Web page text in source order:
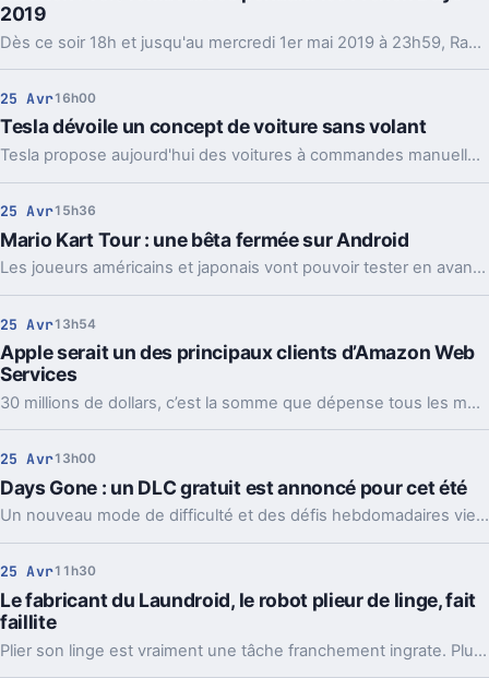
2019
Dès ce soir 18h et jusqu'au mercredi 1er mai 2019 à 23h59, Rakuten rembourse 15% de vos achats en SuperPoints. De quoi faire de belles emplettes sur des dizaines de références high-tech en réduction.
25 Avr16h00
Tesla dévoile un concept de voiture sans volant
Tesla propose aujourd'hui des voitures à commandes manuelles mais avec le nécessaire logiciel et matériel pour passer en mode totalement autonomie. La marque dévoilait récemment un concept sans volant.
25 Avr15h36
Mario Kart Tour : une bêta fermée sur Android
Les joueurs américains et japonais vont pouvoir tester en avant-première le nouveau Mario Kart destiné aux smartphones.
25 Avr13h54
Apple serait un des principaux clients d’Amazon Web
Services
30 millions de dollars, c’est la somme que dépense tous les mois Apple pour se servir d’Amazon Web Services. La firme de la grosse pomme utilise les services d’Amazon pour ce qui a trait au stockage de données, ce qui représente une belle rente pour Amazon.
25 Avr13h00
Days Gone : un DLC gratuit est annoncé pour cet été
Un nouveau mode de difficulté et des défis hebdomadaires viendront compléter l'offre de la nouvelle exclusivité PS4 de Bend Studio.
25 Avr11h30
Le fabricant du Laundroid, le robot plieur de linge, fait
faillite
Plier son linge est vraiment une tâche franchement ingrate. Plusieurs sociétés se sont essayées à concevoir des robots pour ce faire. Malheureusement, c'est un échec pour Seven Dreamers et son Laundroid.